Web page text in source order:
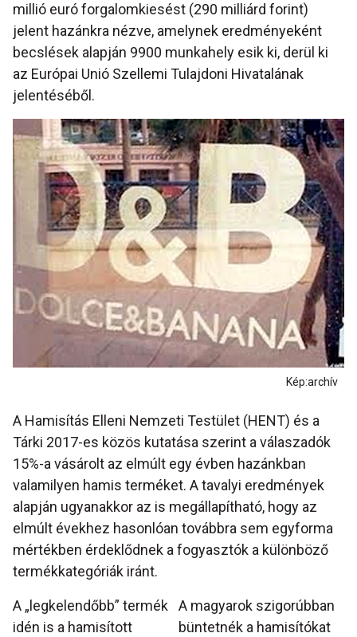
millió euró forgalomkiesést (290 milliárd forint)
jelent hazánkra nézve, amelynek eredményeként
becslések alapján 9900 munkahely esik ki, derül ki
az Európai Unió Szellemi Tulajdoni Hivatalának
jelentéséből.
Kép:archív
A Hamisítás Elleni Nemzeti Testület (HENT) és a
Tárki 2017-es közös kutatása szerint a válaszadók
15%-a vásárolt az elmúlt egy évben hazánkban
valamilyen hamis terméket. A tavalyi eredmények
alapján ugyanakkor az is megállapítható, hogy az
elmúlt évekhez hasonlóan továbbra sem egyforma
mértékben érdeklődnek a fogyasztók a különböző
termékkategóriák iránt.
A magyarok szigorúbban
büntetnék a hamisítókat
A „legkelendőbb” termék
idén is a hamisított